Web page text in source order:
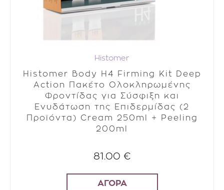
Histomer
Histomer Body H4 Firming Kit Deep
Action Πακέτο Ολοκληρωμένης
Φροντίδας για Σύσφιξη και
Ενυδάτωση της Επιδερμίδας (2
Προϊόντα) Cream 250ml + Peeling
200ml
81.00 €
ΑΓΟΡΑ